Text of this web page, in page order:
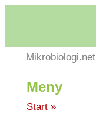
Mikrobiologi.net
Meny
Start »